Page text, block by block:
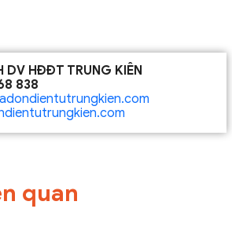
ĐỪNG BỎ LỠ
KÝ NHẬN ƯU ĐÃI
DV HĐĐT TRUNG KIÊN
838
quan